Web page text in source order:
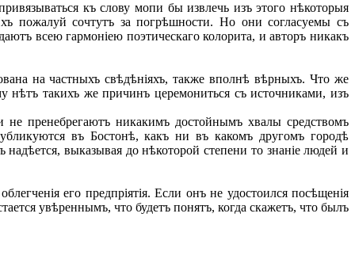
къ слову мопи бы извлечь изъ этого нѣкоторыя
пожалуй сочтутъ за погрѣшности. Но они согласуемы съ
всею гармоніею поэтическаго колорита, и авторъ никакъ
на частныхъ свѣдѣніяхъ, также вполнѣ вѣрныхъ. Что же
нѣтъ такихъ же причинъ церемониться съ источниками, изъ
пренебрегаютъ никакимъ достойнымъ хвалы средствомъ
въ Бостонѣ, какъ ни въ какомъ другомъ городѣ
выказывая до нѣкоторой степени то знаніе людей и
его предпріятія. Если онъ не удостоился посѣщенія
увѣреннымъ, что будетъ понятъ, когда скажетъ, что былъ